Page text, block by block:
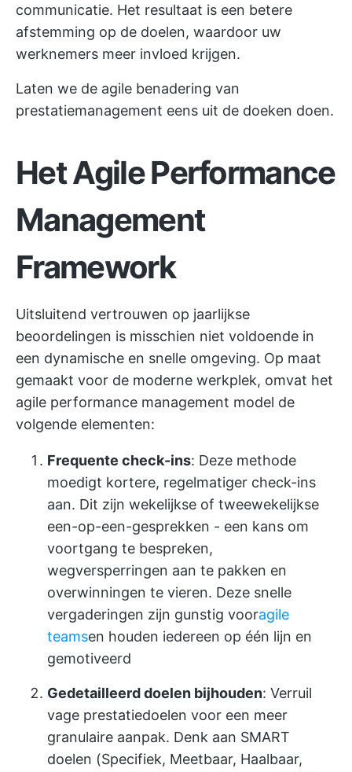
communicatie. Het resultaat is een betere
afstemming op de doelen, waardoor uw
werknemers meer invloed krijgen.
Laten we de agile benadering van
prestatiemanagement eens uit de doeken doen.
Het Agile Performance
Management
Framework
Uitsluitend vertrouwen op jaarlijkse
beoordelingen is misschien niet voldoende in
een dynamische en snelle omgeving. Op maat
gemaakt voor de moderne werkplek, omvat het
agile performance management model de
volgende elementen:
Frequente check-ins: Deze methode
moedigt kortere, regelmatiger check-ins
aan. Dit zijn wekelijkse of tweewekelijkse
een-op-een-gesprekken - een kans om
voortgang te bespreken,
wegversperringen aan te pakken en
overwinningen te vieren. Deze snelle
vergaderingen zijn gunstig vooragile
teamsen houden iedereen op één lijn en
gemotiveerd
Gedetailleerd doelen bijhouden: Verruil
vage prestatiedoelen voor een meer
granulaire aanpak. Denk aan SMART
doelen (Specifiek, Meetbaar, Haalbaar,